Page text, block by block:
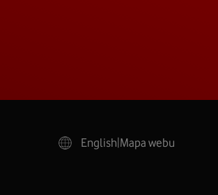
English Mapa webu